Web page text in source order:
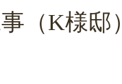
（K様邸